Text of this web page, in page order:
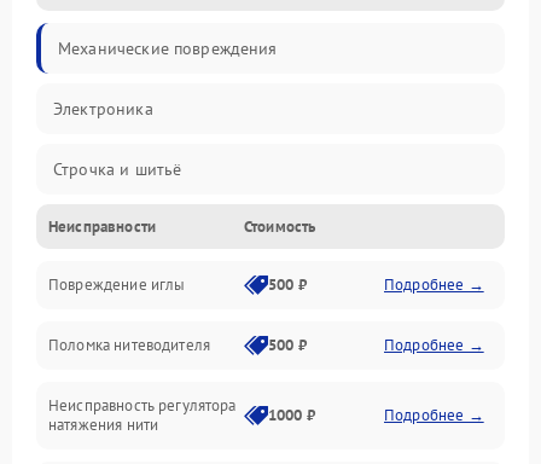
Механические повреждения
Электроника
Строчка и шитьё
Прочие неисправности
Подача ткани
Игловодитель и механизмы
Ножи и обрезка
Неисправности Стоимость
Повреждение иглы 500 ₽ Подробнее →
Поломка нитеводителя 500 ₽ Подробнее →
Неисправность регулятора
натяжения нити
1000 ₽ Подробнее →